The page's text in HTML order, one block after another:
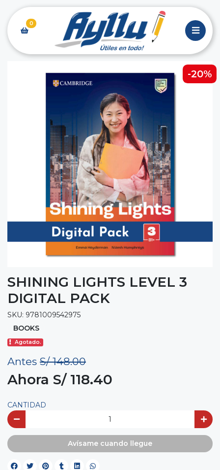
0
-20%
SHINING LIGHTS LEVEL 3
DIGITAL PACK
SKU: 9781009542975
BOOKS
Agotado.
Antes S/ 148.00
Ahora S/ 118.40
CANTIDAD
Avísame cuando llegue